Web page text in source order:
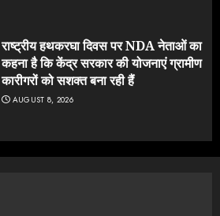
राष्ट्रीय हथकरघा दिवस पर NDA नेताओं का
कहना है कि केंद्र सरकार की योजनाएं ग्रामीण
कारीगरों को सशक्त बना रही हैं
AUGUST 8, 2026